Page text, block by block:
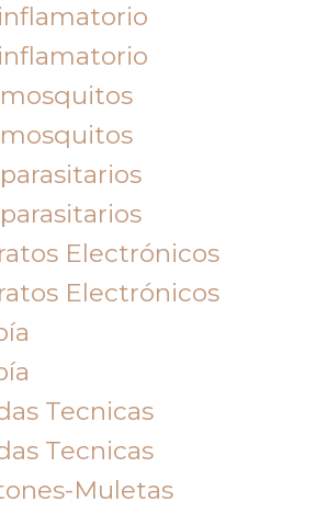
Electrónicos
Electrónicos
Tecnicas
Tecnicas
Muletas